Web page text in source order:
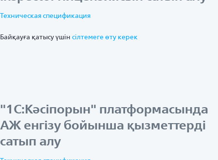
Техническая спецификация
Байқауға қатысу үшін ciлтемеге өту керек
"1С:Кәсіпорын" платформасында
АЖ енгізу бойынша қызметтерді
сатып алу